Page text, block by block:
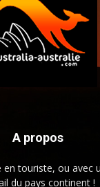
A propos
touriste, ou avec
du pays continent !